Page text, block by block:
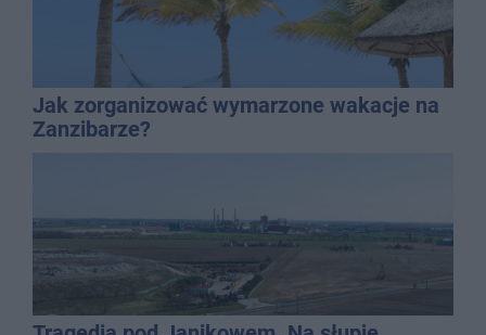
Jak zorganizować wymarzone wakacje na
Zanzibarze?